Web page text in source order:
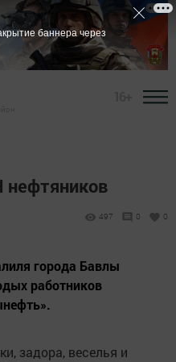
нефтяников
497 0 0
города Бавлы
работников
задора, веселья и
баннера через